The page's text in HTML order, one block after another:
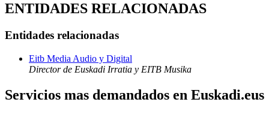
ENTIDADES RELACIONADAS
Entidades relacionadas
Eitb Media Audio y Digital
Director de Euskadi Irratia y EITB Musika
Servicios mas demandados en Euskadi.eus